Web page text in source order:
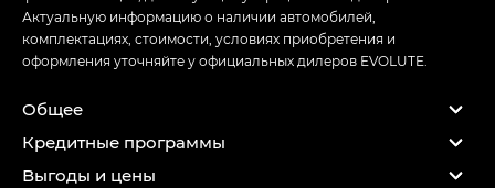
Актуальную информацию о наличии автомобилей,
комплектациях, стоимости, условиях приобретения и
оформления уточняйте у официальных дилеров EVOLUTE.
Общее
Кредитные программы
Выгоды и цены